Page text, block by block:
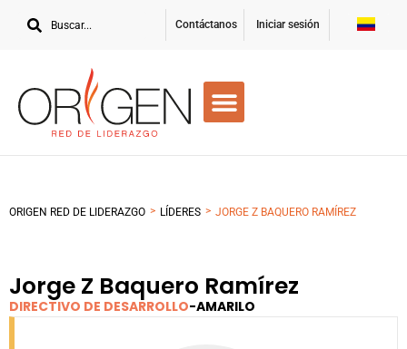
Contáctanos Iniciar sesión
ORIGEN RED DE LIDERAZGO > LÍDERES > JORGE Z BAQUERO RAMÍREZ
Jorge Z Baquero Ramírez
DIRECTIVO DE DESARROLLO-AMARILO